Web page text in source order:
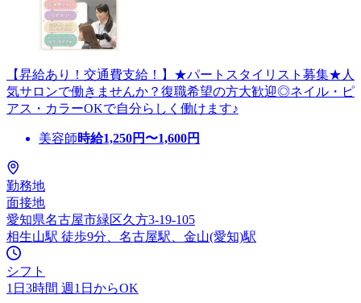
【昇給あり！交通費支給！】★パートスタイリスト募集★人
気サロンで働きませんか？復職希望の方大歓迎◎ネイル・ピ
アス・カラーOKで自分らしく働けます♪
美容師時給1,250円〜1,600円
勤務地
面接地
愛知県名古屋市緑区久方3-19-105
相生山駅 徒歩9分、名古屋駅、金山(愛知)駅
シフト
1日3時間 週1日からOK